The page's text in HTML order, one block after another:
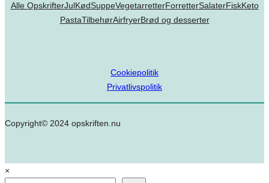
Alle OpskrifterJulKødSuppeVegetarretterForretterSalaterFiskKeto
PastaTilbehørAirfryerBrød og desserter
Cookiepolitik
Privatlivspolitik
Copyright© 2024 opskriften.nu
×